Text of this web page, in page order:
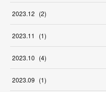
2023.12 (2)
2023.11 (1)
2023.10 (4)
2023.09 (1)